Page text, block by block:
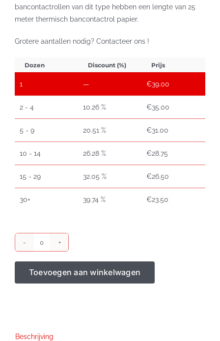
bancontactrollen van dit type hebben een lengte van 25
meter thermisch bancontactrol papier.
Grotere aantallen nodig? Contacteer ons !
Dozen Discount (%) Prijs
1 — €39.00
2 - 4 10.26 % €35.00
5 - 9 20.51 % €31.00
10 - 14 26.28 % €28.75
15 - 29 32.05 % €26.50
30+ 39.74 % €23.50
Worldline
Bancontactrollen
57x47x12
aantal
Toevoegen aan winkelwagen
Beschrijving